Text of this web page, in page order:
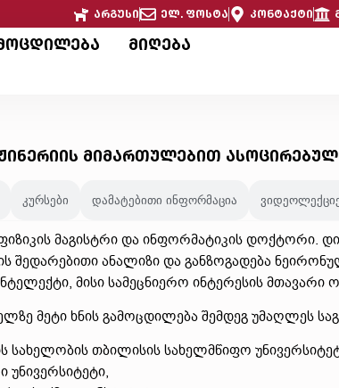
არგუსი ელ. ფოსტა კონტაქტი
მიღება
მიმართულებით
კურსები დამატებითი ინფორმაცია
მაგისტრი და ინფორმატიკის დოქტორი.
შედარებითი ანალიზი და განზოგადება
მისი სამეცნიერო ინტერესის მთავარი
მეტი ხნის გამოცდილება შემდეგ უმაღლეს
სახელობის თბილისის სახელმწიფო
უნივერსიტეტი,